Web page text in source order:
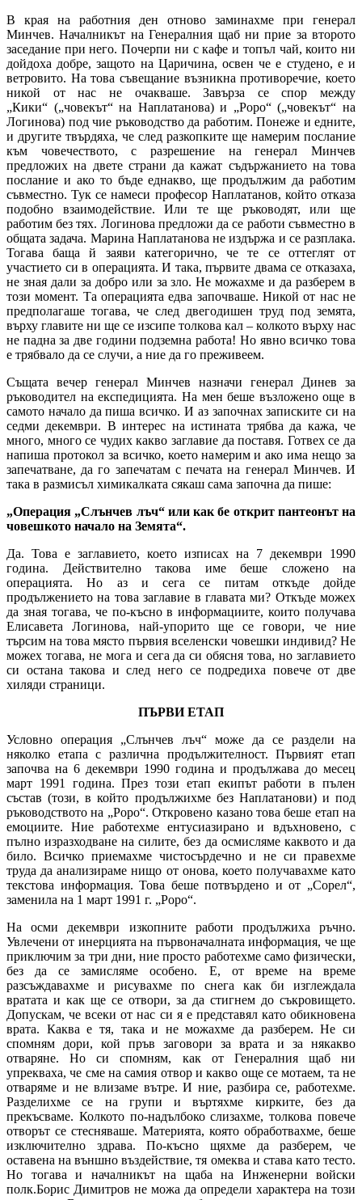
В края на работния ден отново заминахме при генерал
Минчев. Началникът на Генералния щаб ни прие за второто
заседание при него. Почерпи ни с кафе и топъл чай, които ни
дойдоха добре, защото на Царичина, освен че е студено, е и
ветровито. На това съвещание възникна противоречие, което
никой от нас не очакваше. Завърза се спор между
„Кики“ („човекът“ на Наплатанова) и „Роро“ („човекът“ на
Логинова) под чие ръководство да работим. Понеже и едните,
и другите твърдяха, че след разкопките ще намерим послание
към човечеството, с разрешение на генерал Минчев
предложих на двете страни да кажат съдържанието на това
послание и ако то бъде еднакво, ще продължим да работим
съвместно. Тук се намеси професор Наплатанов, който отказа
подобно взаимодействие. Или те ще ръководят, или ще
работим без тях. Логинова предложи да се работи съвместно в
общата задача. Марина Наплатанова не издържа и се разплака.
Тогава баща й заяви категорично, че те се оттеглят от
участието си в операцията. И така, първите двама се отказаха,
не зная дали за добро или за зло. Не можахме и да разберем в
този момент. Та операцията едва започваше. Никой от нас не
предполагаше тогава, че след двегодишен труд под земята,
върху главите ни ще се изсипе толкова кал – колкото върху нас
не падна за две години подземна работа! Но явно всичко това
е трябвало да се случи, а ние да го преживеем.
Същата вечер генерал Минчев назначи генерал Динев за
ръководител на експедицията. На мен беше възложено още в
самото начало да пиша всичко. И аз започнах записките си на
седми декември. В интерес на истината трябва да кажа, че
много, много се чудих какво заглавие да поставя. Готвех се да
напиша протокол за всичко, което намерим и ако има нещо за
запечатване, да го запечатам с печата на генерал Минчев. И
така в размисъл химикалката сякаш сама започна да пише:
„Операция „Слънчев лъч“ или как бе открит пантеонът на
човешкото начало на Земята“.
Да. Това е заглавието, което изписах на 7 декември 1990
година. Действително такова име беше сложено на
операцията. Но аз и сега се питам откъде дойде
продължението на това заглавие в главата ми? Откъде можех
да зная тогава, че по-късно в информациите, които получава
Елисавета Логинова, най-упорито ще се говори, че ние
търсим на това място първия вселенски човешки индивид? Не
можех тогава, не мога и сега да си обясня това, но заглавието
си остана такова и след него се подредиха повече от две
хиляди страници.
ПЪРВИ ЕТАП
Условно операция „Слънчев лъч“ може да се раздели на
няколко етапа с различна продължителност. Първият етап
започва на 6 декември 1990 година и продължава до месец
март 1991 година. През този етап екипът работи в пълен
състав (този, в който продължихме без Наплатанови) и под
ръководството на „Роро“. Откровено казано това беше етап на
емоциите. Ние работехме ентусиазирано и вдъхновено, с
пълно изразходване на силите, без да осмисляме каквото и да
било. Всичко приемахме чистосърдечно и не си правехме
труда да анализираме нищо от онова, което получавахме като
текстова информация. Това беше потвърдено и от „Сорел“,
заменила на 1 март 1991 г. „Роро“.
На осми декември изкопните работи продължиха ръчно.
Увлечени от инерцията на първоначалната информация, че ще
приключим за три дни, ние просто работехме само физически,
без да се замисляме особено. Е, от време на време
разсъждавахме и рисувахме по снега как би изглеждала
вратата и как ще се отвори, за да стигнем до съкровището.
Допускам, че всеки от нас си я е представял като обикновена
врата. Каква е тя, така и не можахме да разберем. Не си
спомням дори, кой пръв заговори за врата и за някакво
отваряне. Но си спомням, как от Генералния щаб ни
упрекваха, че сме на самия отвор и какво още се мотаем, та не
отваряме и не влизаме вътре. И ние, разбира се, работехме.
Разделихме се на групи и въртяхме кирките, без да
прекъсваме. Колкото по-надълбоко слизахме, толкова повече
отворът се стесняваше. Материята, която обработвахме, беше
изключително здрава. По-късно щяхме да разберем, че
оставена на външно въздействие, тя омеква и става като тесто.
Но тогава и началникът на щаба на Инженерни войски
полк.Борис Димитров не можа да определи характера на този